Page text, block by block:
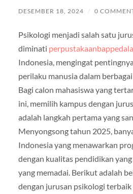
DESEMBER 18, 2024 / 0
Psikologi menjadi salah satu
diminati
Indonesia, mengingat
perilaku manusia dalam
Bagi calon mahasiswa yang
ini, memilih kampus dengan
adalah langkah pertama yang
Menyongsong tahun 2025,
Indonesia yang menawarkan
dengan kualitas pendidikan
yang memadai. Berikut adalah
dengan jurusan psikologi